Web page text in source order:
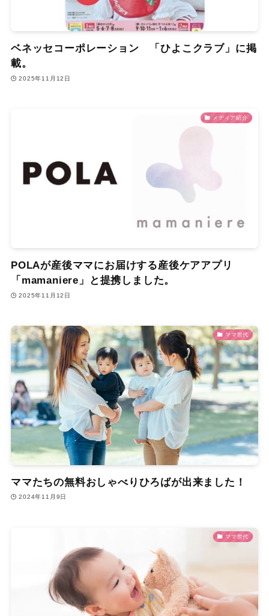
ベネッセコーポレーション 「ひよこクラブ」に掲
載。
2025年11月12日
メディア紹介
POLAが産後ママにお届けする産後ケアアプリ
「mamaniere」と提携しました。
2025年11月12日
ママ世代
ママたちの無料おしゃべりひろばが出来ました！
2024年11月9日
ママ世代